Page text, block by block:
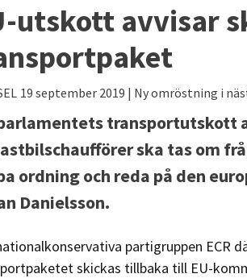
utskott avvisar
19 september 2019 | Ny omröstning i
transportutskott
ska tas om
ordning och reda på den
Danielsson.
partigruppen ECR
skickas tillbaka till EU-